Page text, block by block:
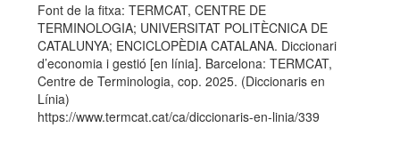
Font de la fitxa: TERMCAT, CENTRE DE
TERMINOLOGIA; UNIVERSITAT POLITÈCNICA DE
CATALUNYA; ENCICLOPÈDIA CATALANA. Diccionari
d’economia i gestió [en línia]. Barcelona: TERMCAT,
Centre de Terminologia, cop. 2025. (Diccionaris en
Línia)
https://www.termcat.cat/ca/diccionaris-en-linia/339